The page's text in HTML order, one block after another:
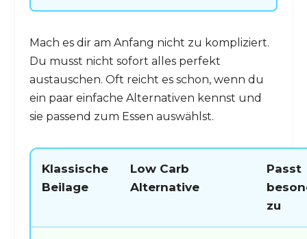
Mach es dir am Anfang nicht zu kompliziert.
Du musst nicht sofort alles perfekt
austauschen. Oft reicht es schon, wenn du
ein paar einfache Alternativen kennst und
sie passend zum Essen auswählst.
Klassische
Beilage
Low Carb
Alternative
Passt
zu